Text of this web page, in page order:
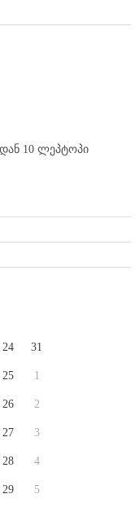
10 ლეპტოპი
24
25
26
27
28
29
31
1
2
3
4
5